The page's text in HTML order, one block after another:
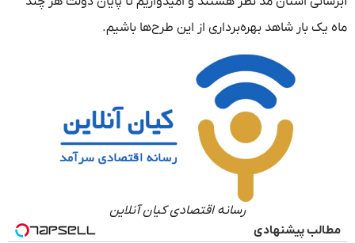
ماه یک بار شاهد بهره‌برداری از این طرح‌ها باشیم.
رسانه اقتصادی کیان آنلاین
مطالب پیشنهادی